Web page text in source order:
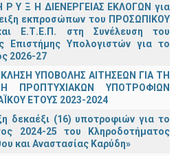
Ρ Υ Ξ Η ΔΙΕΝΕΡΓΕΙΑΣ ΕΚΛΟΓΩΝ για
εκπροσώπων του ΠΡΟΣΩΠΙΚΟΥ
Ε.Τ.Ε.Π. στη Συνέλευση του
Επιστήμης Υπολογιστών για το
2026-27
ΥΠΟΒΟΛΗΣ ΑΙΤΗΣΕΩΝ ΓΙΑ ΤΗ
ΠΡΟΠΤΥΧΙΑΚΩΝ ΥΠΟΤΡΟΦΙΩΝ
ΕΤΟΥΣ 2023-2024
δεκαέξι (16) υποτροφιών για το
2024-25 του Κληροδοτήματος
και Αναστασίας Καρύδη»